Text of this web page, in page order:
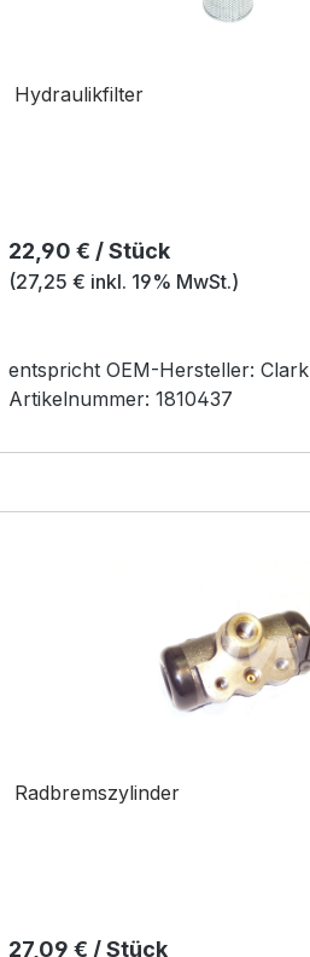
Hydraulikfilter
Regulärer Preis:
22,90 € / Stück
(27,25 € inkl. 19% MwSt.)
entspricht OEM-Hersteller: Clark
Artikelnummer: 1810437
Radbremszylinder
Regulärer Preis:
27,09 € / Stück